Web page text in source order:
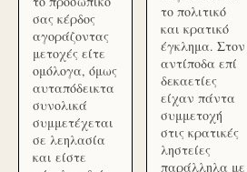
σας κέρδος
αγοράζοντας
μετοχές είτε
ομόλογα, όμως
αυταπόδεικτα
συνολικά
συμμετέχεται
σε λεηλασία
και είστε
το πολιτικό
και κρατικό
έγκλημα. Στον
αντίποδα επί
δεκαετίες
είχαν πάντα
συμμετοχή
στις κρατικές
ληστείες
παράλληλα με